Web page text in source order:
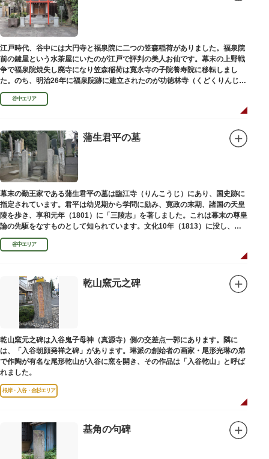
江戸時代、谷中には大円寺と福泉院に二つの笠森稲荷がありました。福泉院
前の鍵屋という水茶屋にいたのが江戸で評判の美人お仙です。幕末の上野戦
争で福泉院焼失し廃寺になり笠森稲荷は寛永寺の子院養寿院に移転しまし
た。のち、明治26年に福泉院跡に建立されたのが功徳林寺（くどくりんじ）
で、明治末期には稲荷社が祀られました。
谷中エリア
蒲生君平の墓
幕末の勤王家である蒲生君平の墓は臨江寺（りんこうじ）にあり、国史跡に
指定されています。君平は幼児期から学問に励み、寛政の末期、諸国の天皇
陵を歩き、享和元年（1801）に「三陵志」を著しました。これは幕末の尊皇
論の先駆をなすものとして知られています。文化10年（1813）に没し、高
山彦三郎や林子平と共に「寛政三奇人」の一人にあげられています。
谷中エリア
乾山窯元之碑
乾山窯元之碑は入谷鬼子母神（真源寺）側の交差点一郭にあります。隣に
は、「入谷朝顔発祥之碑」があります。琳派の創始者の画家・尾形光琳の弟
で作陶が有名な尾形乾山が入谷に窯を開き、その作品は「入谷乾山」と呼ば
れました。
根岸・入谷・金杉エリア
基角の句碑